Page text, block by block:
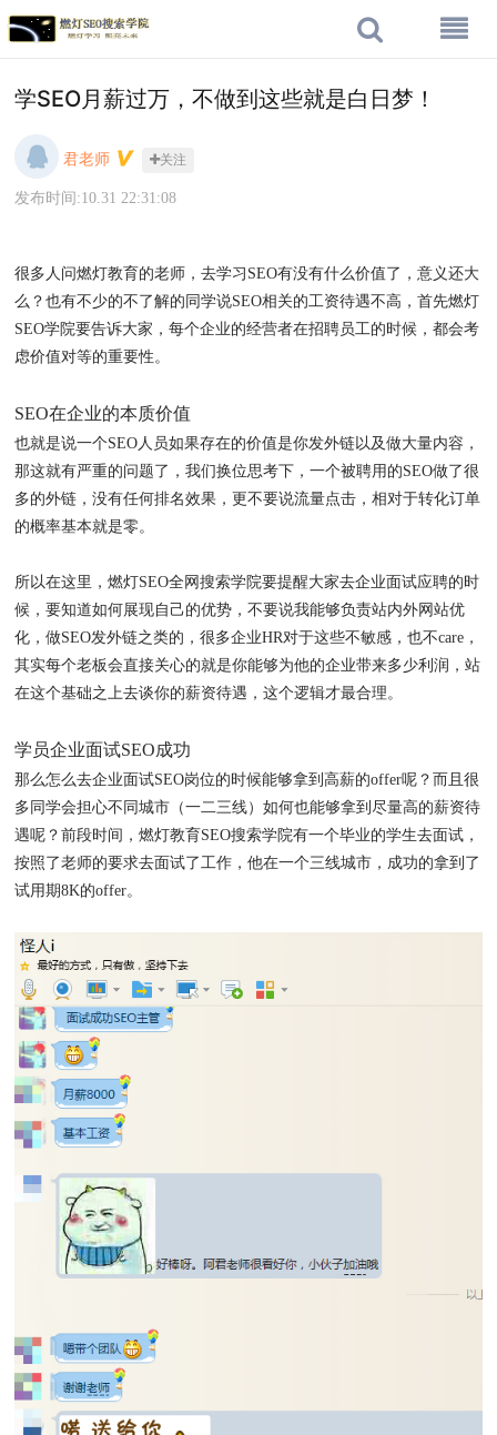
学SEO月薪过万，不做到这些就是白日梦！
君老师 关注
发布时间:10.31 22:31:08
很多人问燃灯教育的老师，去学习SEO有没有什么价值了，意义还大
么？也有不少的不了解的同学说SEO相关的工资待遇不高，首先燃灯
SEO学院要告诉大家，每个企业的经营者在招聘员工的时候，都会考
虑价值对等的重要性。
SEO在企业的本质价值
也就是说一个SEO人员如果存在的价值是你发外链以及做大量内容，
那这就有严重的问题了，我们换位思考下，一个被聘用的SEO做了很
多的外链，没有任何排名效果，更不要说流量点击，相对于转化订单
的概率基本就是零。
所以在这里，燃灯SEO全网搜索学院要提醒大家去企业面试应聘的时
候，要知道如何展现自己的优势，不要说我能够负责站内外网站优
化，做SEO发外链之类的，很多企业HR对于这些不敏感，也不care，
其实每个老板会直接关心的就是你能够为他的企业带来多少利润，站
在这个基础之上去谈你的薪资待遇，这个逻辑才最合理。
学员企业面试SEO成功
那么怎么去企业面试SEO岗位的时候能够拿到高薪的offer呢？而且很
多同学会担心不同城市（一二三线）如何也能够拿到尽量高的薪资待
遇呢？前段时间，燃灯教育SEO搜索学院有一个毕业的学生去面试，
按照了老师的要求去面试了工作，他在一个三线城市，成功的拿到了
试用期8K的offer。